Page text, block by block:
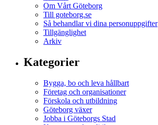
Om Vårt Göteborg
Till goteborg.se
Så behandlar vi dina personuppgifter
Tillgänglighet
Arkiv
Kategorier
Bygga, bo och leva hållbart
Företag och organisationer
Förskola och utbildning
Göteborg växer
Jobba i Göteborgs Stad